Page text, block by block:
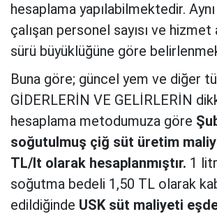
hesaplama yapılabilmektedir.
çalışan personel sayısı ve hizmet
sürü büyüklüğüne göre
Buna göre; güncel yem ve diğer
GİDERLERİN VE GELİRLERİN
hesaplama metodumuza göre
soğutulmuş çiğ süt üretim
TL/lt olarak hesaplanmıştır. 1
soğutma bedeli 1,50 TL olarak
edildiğinde USK süt maliyeti